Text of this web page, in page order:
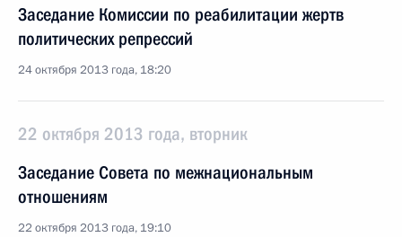
Заседание Комиссии по реабилитации жертв
политических репрессий
24 октября 2013 года, 18:20
22 октября 2013 года, вторник
Заседание Совета по межнациональным
отношениям
22 октября 2013 года, 19:10